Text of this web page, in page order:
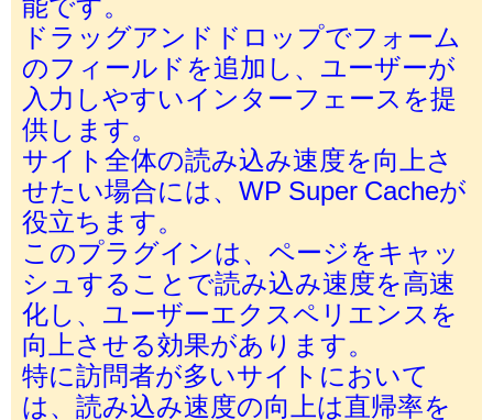
能です。
ドラッグアンドドロップでフォーム
のフィールドを追加し、ユーザーが
入力しやすいインターフェースを提
供します。
サイト全体の読み込み速度を向上さ
せたい場合には、WP Super Cacheが
役立ちます。
このプラグインは、ページをキャッ
シュすることで読み込み速度を高速
化し、ユーザーエクスペリエンスを
向上させる効果があります。
特に訪問者が多いサイトにおいて
は、読み込み速度の向上は直帰率を